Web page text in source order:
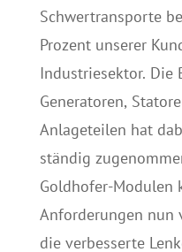
Schwertransporte
Prozent unserer
Industriesektor. Die
Generatoren,
Anlageteilen hat
ständig
Goldhofer-Modulen
Anforderungen nun
die verbesserte